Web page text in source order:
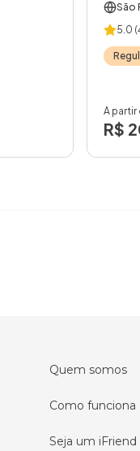
São
5.0
A partir
R$
Quem somos
Como funciona
Seja um iFriend